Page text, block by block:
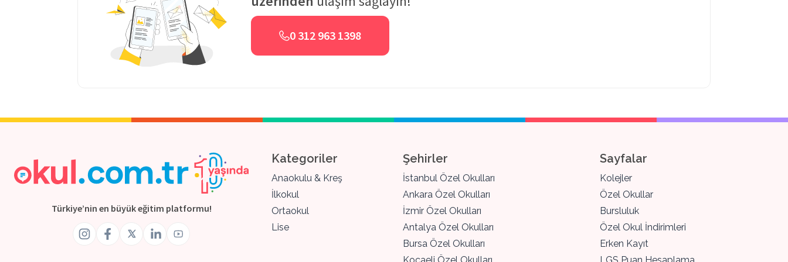
0 312 963 1398
Türkiye’nin en büyük eğitim platformu!
Kategoriler
Anaokulu & Kreş
İlkokul
Ortaokul
Lise
Şehirler
İstanbul Özel Okulları
Ankara Özel Okulları
İzmir Özel Okulları
Antalya Özel Okulları
Bursa Özel Okulları
Sayfalar
Kolejler
Özel Okullar
Bursluluk
Özel Okul İndirimleri
Erken Kayıt